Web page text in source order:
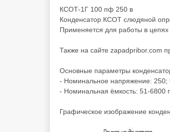
КСОТ-1Г 100 пф 250 в
Конденсатор КСОТ слюдяной
Применяется для работы в цепях
Также на сайте zapadpribor.com
Основные параметры
- Номинальное напряжение: 250;
- Номинальная ёмкость: 51-6800
Графическое изображение